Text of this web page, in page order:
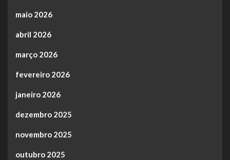
maio 2026
abril 2026
março 2026
fevereiro 2026
janeiro 2026
dezembro 2025
novembro 2025
outubro 2025